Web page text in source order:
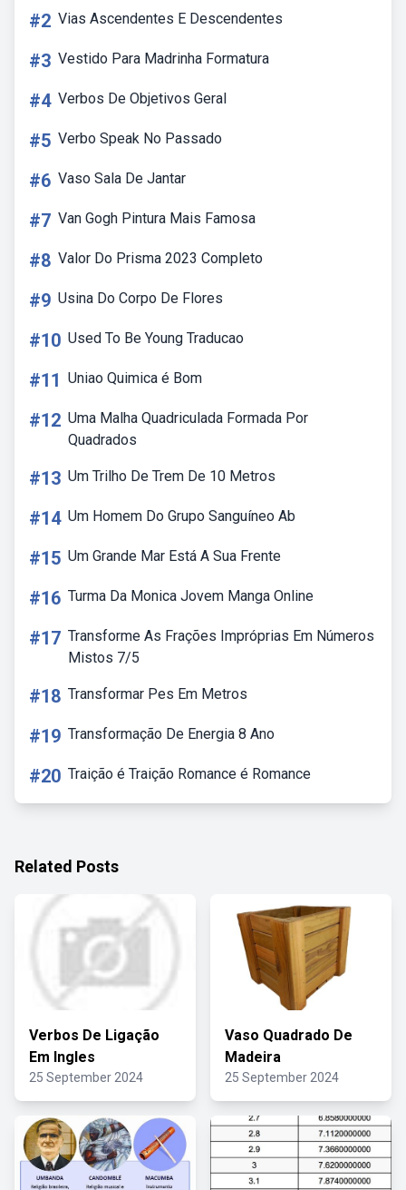
#2 Vias Ascendentes E Descendentes
#3 Vestido Para Madrinha Formatura
#4 Verbos De Objetivos Geral
#5 Verbo Speak No Passado
#6 Vaso Sala De Jantar
#7 Van Gogh Pintura Mais Famosa
#8 Valor Do Prisma 2023 Completo
#9 Usina Do Corpo De Flores
#10 Used To Be Young Traducao
#11 Uniao Quimica é Bom
#12 Uma Malha Quadriculada Formada Por
Quadrados
#13 Um Trilho De Trem De 10 Metros
#14 Um Homem Do Grupo Sanguíneo Ab
#15 Um Grande Mar Está A Sua Frente
#16 Turma Da Monica Jovem Manga Online
#17 Transforme As Frações Impróprias Em Números
Mistos 7/5
#18 Transformar Pes Em Metros
#19 Transformação De Energia 8 Ano
#20 Traição é Traição Romance é Romance
Related Posts
Verbos De Ligação
Em Ingles
25 September 2024
Vaso Quadrado De
Madeira
25 September 2024